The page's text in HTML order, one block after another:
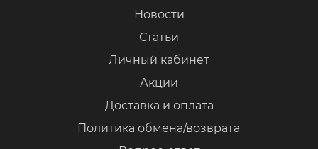
Новости
Статьи
Личный кабинет
Акции
Доставка и оплата
Политика обмена/возврата